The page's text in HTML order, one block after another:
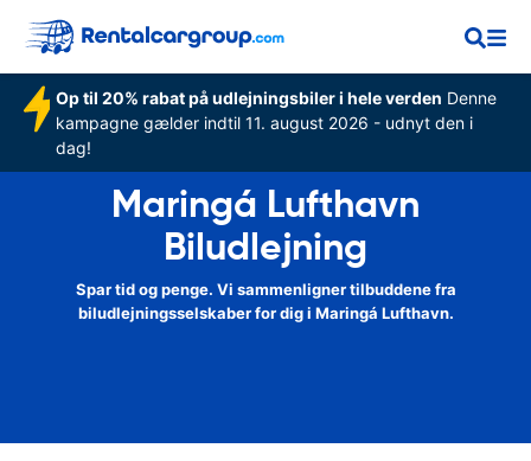
Op til 20% rabat på udlejningsbiler i hele verden Denne
kampagne gælder indtil 11. august 2026 - udnyt den i
dag!
Maringá Lufthavn
Biludlejning
Spar tid og penge. Vi sammenligner tilbuddene fra
biludlejningsselskaber for dig i Maringá Lufthavn.